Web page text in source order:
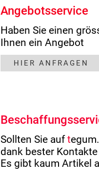
Angebotsservice
Haben Sie einen
Ihnen ein Angebot
HIER ANFRAGEN
Sollten Sie auft
dank bester
Es gibt kaum Artikel